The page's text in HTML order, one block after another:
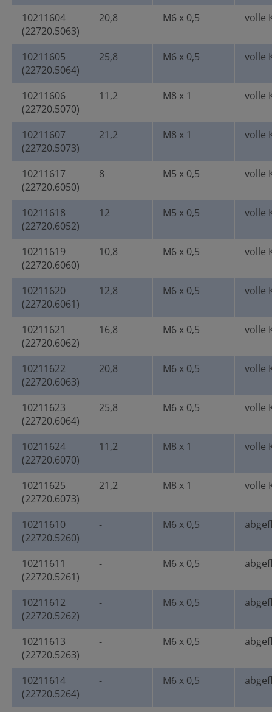
10211604
(22720.5063)
20,8 M6 x 0,5 volle
10211605
(22720.5064)
25,8 M6 x 0,5 volle
10211606
(22720.5070)
11,2 M8 x 1 volle
10211607
(22720.5073)
21,2 M8 x 1 volle
10211617
(22720.6050)
8 M5 x 0,5 volle
10211618
(22720.6052)
12 M5 x 0,5 volle
10211619
(22720.6060)
10,8 M6 x 0,5 volle
10211620
(22720.6061)
12,8 M6 x 0,5 volle
10211621
(22720.6062)
16,8 M6 x 0,5 volle
10211622
(22720.6063)
20,8 M6 x 0,5 volle
10211623
(22720.6064)
25,8 M6 x 0,5 volle
10211624
(22720.6070)
11,2 M8 x 1 volle
10211625
(22720.6073)
21,2 M8 x 1 volle
10211610
(22720.5260)
- M6 x 0,5
10211611
(22720.5261)
- M6 x 0,5
10211612
(22720.5262)
- M6 x 0,5
10211613
(22720.5263)
- M6 x 0,5
10211614
(22720.5264)
- M6 x 0,5